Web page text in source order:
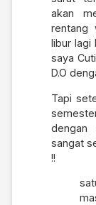
akan
rentang
libur lagi
saya
D.O
Tapi
dengan
sangat
!!